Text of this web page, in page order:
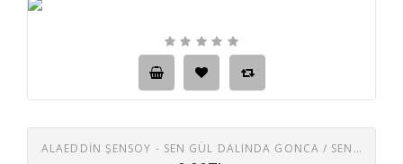
ALAEDDİN ŞENSOY - SEN GÜL DALINDA GONCA / SEN BENIM GÖNLÜMDE AÇAN SON GÜLDÜ